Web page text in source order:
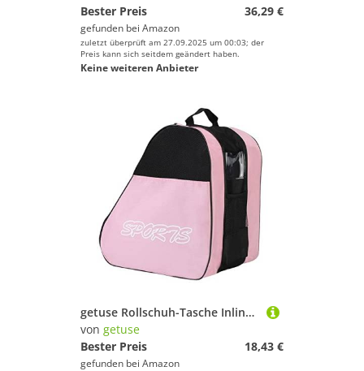
Bester Preis
36,29 €
gefunden bei Amazon
zuletzt überprüft am 27.09.2025 um 00:03; der
Preis kann sich seitdem geändert haben.
Keine weiteren Anbieter
getuse Rollschuh-Tasche Inline-Skate-Tasche für Kinder Erwachsene, Schlittschuhtasche mit 3 Fächern, verstellbarem Schultergurt, 38x29x29 cm- Rosa
von getuse
Bester Preis
18,43 €
gefunden bei Amazon